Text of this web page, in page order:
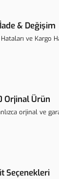
& Değişim
ve Kargo
Orjinal Ürün
orjinal ve
Seçenekleri